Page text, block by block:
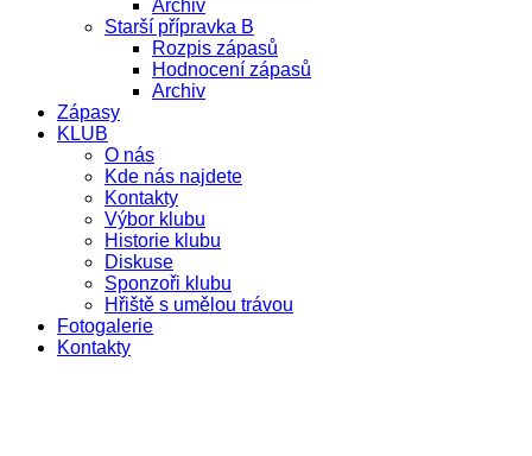
Archiv
Starší přípravka B
Rozpis zápasů
Hodnocení zápasů
Archiv
Zápasy
KLUB
O nás
Kde nás najdete
Kontakty
Výbor klubu
Historie klubu
Diskuse
Sponzoři klubu
Hřiště s umělou trávou
Fotogalerie
Kontakty